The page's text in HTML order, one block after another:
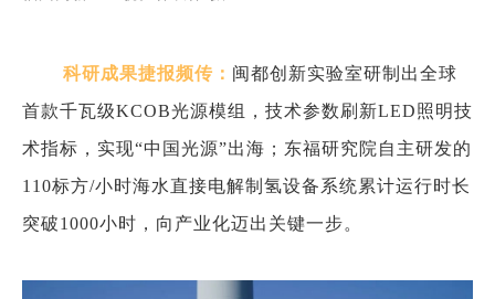
科研成果捷报频传： 闽都创新实验室研制出全球
首款千瓦级KCOB光源模组，技术参数刷新LED照明技
术指标，实现“中国光源”出海；东福研究院自主研发的
110标方/小时海水直接电解制氢设备系统累计运行时长
突破1000小时，向产业化迈出关键一步。